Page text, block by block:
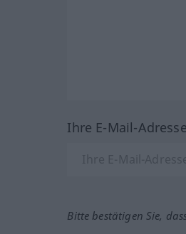
Ihre E-Mail-
Bitte bestätigen Sie,